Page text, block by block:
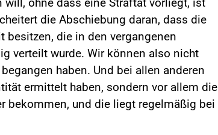
die Abschiebung daran, dass die
besitzen, die in den vergangenen
verteilt wurde. Wir können also nicht
haben. Und bei allen anderen
ermittelt haben, sondern vor allem die
bekommen, und die liegt regelmäßig bei